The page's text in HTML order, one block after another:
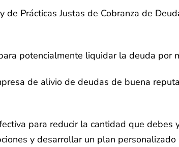
de Prácticas Justas de Cobranza de
potencialmente liquidar la deuda por
de alivio de deudas de buena
para reducir la cantidad que debes
y desarrollar un plan